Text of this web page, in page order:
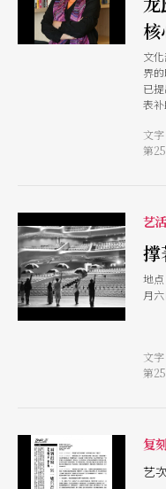
核
文
界
已
表
的
外
到
文字
第
艺
撑
地
月六
文字
第
复
艺